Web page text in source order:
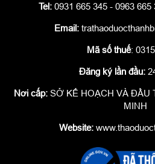
Tel: 0931 665 345 - 0963 665
Email:
Mã số thuế:
Đăng ký lần đầu:
Nơi cấp: SỞ KẾ HOẠCH VÀ ĐẦU
MINH
Website: